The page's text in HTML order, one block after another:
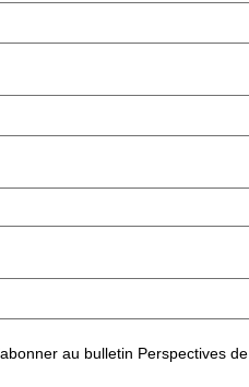
au bulletin Perspectives de